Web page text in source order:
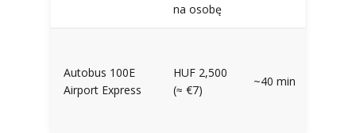
na osobę
Autobus 100E
Airport Express
HUF 2,500
(≈ €7)
~40 min